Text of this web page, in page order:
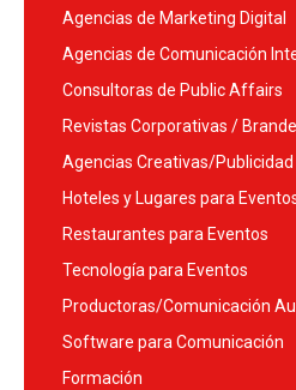
Agencias de Marketing Digital
Agencias de Comunicación
Consultoras de Public Affairs
Revistas Corporativas /
Agencias Creativas/Publicidad
Hoteles y Lugares para
Restaurantes para Eventos
Tecnología para Eventos
Productoras/Comunicación
Software para Comunicación
Formación